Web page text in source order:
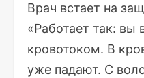
Врач встает на
«Работает так:
кровотоком. В
уже падают. С